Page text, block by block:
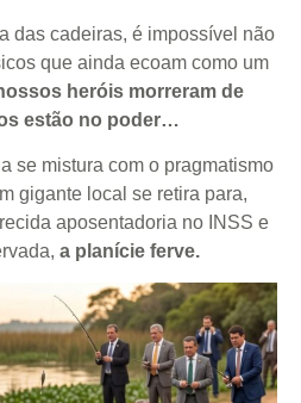
das cadeiras, é impossível não
que ainda ecoam como um
heróis morreram de
estão no poder…
se mistura com o pragmatismo
gigante local se retira para,
aposentadoria no INSS e
a planície ferve.